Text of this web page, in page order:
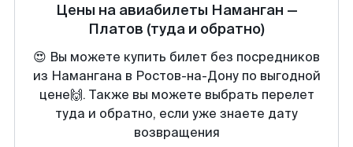
Цены на авиабилеты Наманган —
Платов (туда и обратно)
😍 Вы можете купить билет без посредников
из Намангана в Ростов-на-Дону по выгодной
цене🙌. Также вы можете выбрать перелет
туда и обратно, если уже знаете дату
возвращения